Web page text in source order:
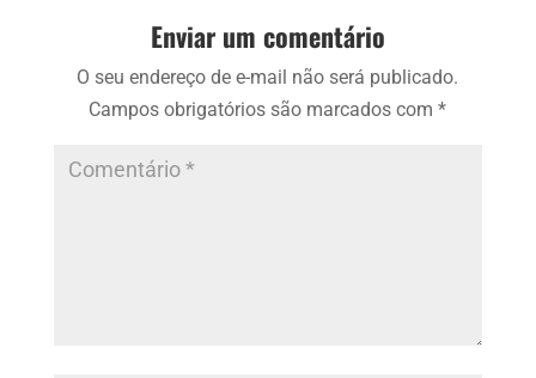
Enviar um comentário
O seu endereço de e-mail não será publicado.
Campos obrigatórios são marcados com*